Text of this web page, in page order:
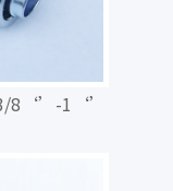
3/8‘’-1‘’